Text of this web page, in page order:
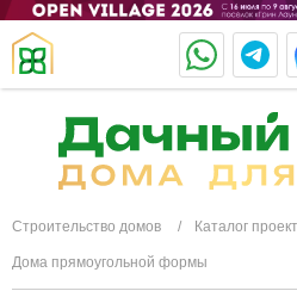
Строительство домов Каталог
Дома прямоугольной формы